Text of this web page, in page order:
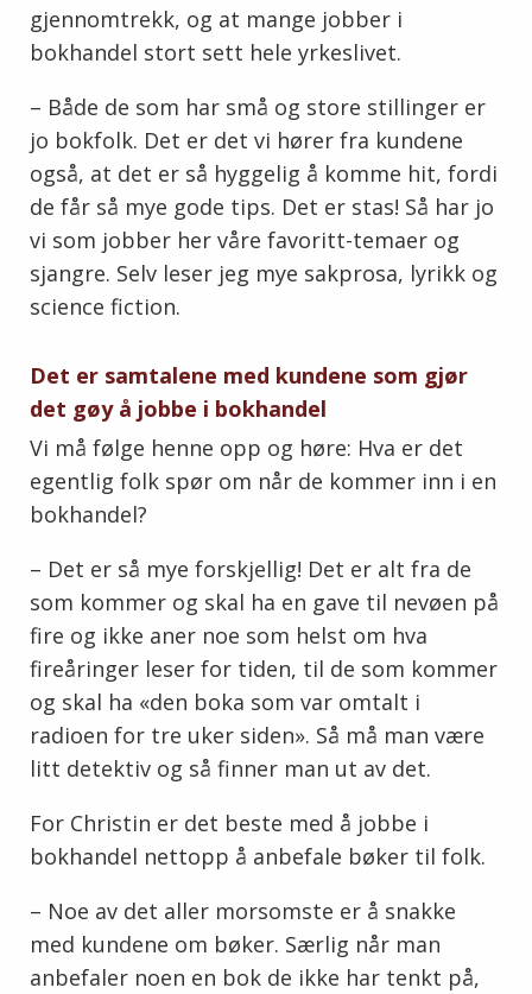
gjennomtrekk, og at mange jobber i
bokhandel stort sett hele yrkeslivet.
– Både de som har små og store stillinger er
jo bokfolk. Det er det vi hører fra kundene
også, at det er så hyggelig å komme hit, fordi
de får så mye gode tips. Det er stas! Så har jo
vi som jobber her våre favoritt-temaer og
sjangre. Selv leser jeg mye sakprosa, lyrikk og
science fiction.
Det er samtalene med kundene som gjør
det gøy å jobbe i bokhandel
Vi må følge henne opp og høre: Hva er det
egentlig folk spør om når de kommer inn i en
bokhandel?
– Det er så mye forskjellig! Det er alt fra de
som kommer og skal ha en gave til nevøen på
fire og ikke aner noe som helst om hva
fireåringer leser for tiden, til de som kommer
og skal ha «den boka som var omtalt i
radioen for tre uker siden». Så må man være
litt detektiv og så finner man ut av det.
For Christin er det beste med å jobbe i
bokhandel nettopp å anbefale bøker til folk.
– Noe av det aller morsomste er å snakke
med kundene om bøker. Særlig når man
anbefaler noen en bok de ikke har tenkt på,